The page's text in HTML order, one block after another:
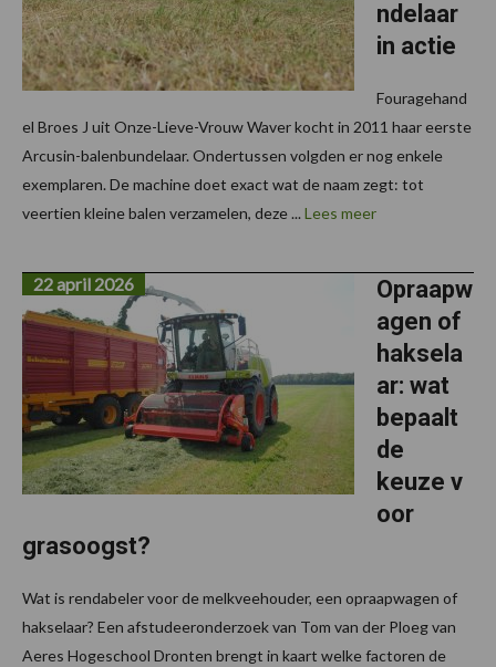
ndelaar
in actie
Fouragehand
el Broes J uit Onze-Lieve-Vrouw Waver kocht in 2011 haar eerste
Arcusin-balenbundelaar. Ondertussen volgden er nog enkele
exemplaren. De machine doet exact wat de naam zegt: tot
veertien kleine balen verzamelen, deze ... Lees meer
Opraapw
agen of
haksela
ar: wat
bepaalt
de
keuze v
oor
grasoogst?
22 april 2026
Wat is rendabeler voor de melkveehouder, een opraapwagen of
hakselaar? Een afstudeeronderzoek van Tom van der Ploeg van
Aeres Hogeschool Dronten brengt in kaart welke factoren de